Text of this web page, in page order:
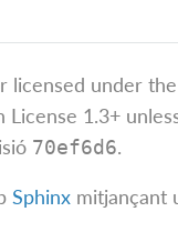
licensed under
License 1.3+
70ef6d6.
Sphinx mitjançant